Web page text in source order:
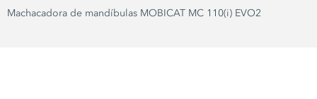
Machacadora de mandíbulas MOBICAT MC 110(i) EVO2